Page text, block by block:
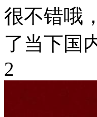
很不错哦
了当下国
2